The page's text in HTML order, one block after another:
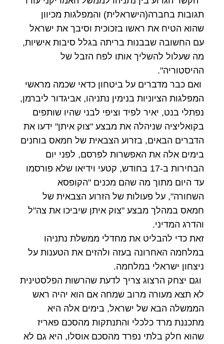
תגובות בחברה(הישראלית) והמפלגות מכיוון
שהוא הטיח את ראשו בזכוכית וסיבך את ישראל
עם החשובה שבבנות בריתה בגלל סיבות אישיות,
מה שעלול להשליך אותו לפח הזבל של
ההיסטוריה".
ואם כבר מדברים על ביטחון כדאי שכמה מראשי
המפלגות הציוניות בנימין נתניהו, אביגדור ליברמן,
נפתלי בנט, יאיר לפיד וציפי לבני שהיו שותפים
בקואליציה שניהלה את מבצע "צוק איתן" ידעו את
הדברים הבאים, בזרוע הצבאית של חמאס בוחנים
בימים אלה את האפשרות לפרסם, לפני יום
הבחירות ב-17 בחודש, קטעי וידיאו שלא פורסמו
עד היום מתוך מה שהם מכנים "הקופסא
השחורה", על פעולות של הזרוע הצבאית של
חמאס במהלך מבצע "צוק איתן שיביכו את צה"ל
והדרג המדיני.
זאת כדי להבליט את מחדלי ממשלת נתניהו
במלחמה האחרונה בעזה ולהזים את הטענות על
ניצחון ישראלי במלחמה.
וגם יצחק הרצוג צריך לדעת שהרשות הפלסטינית
לא תצא מעורה מרוב שמחה אם הוא יהיה ראש
הממשלה הבא של ישראל, בימים אלה היא
מתכננת מרד כלכלי והתנתקות מהסכם פאריז
שהוא חלק בלתי נפרד מהסכם אוסלו, היא גם לא